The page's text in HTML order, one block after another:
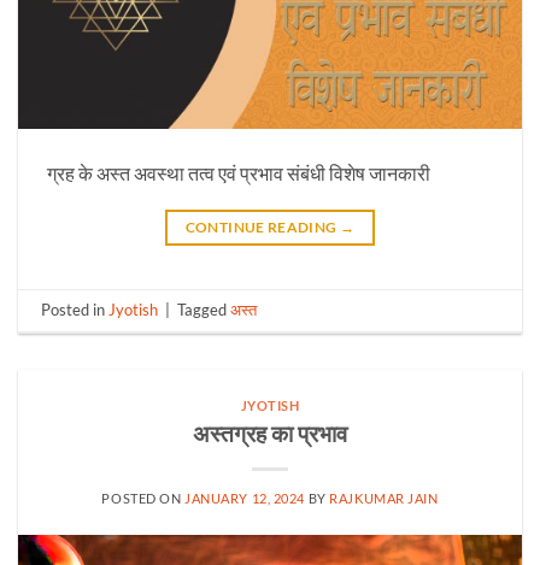
ग्रह के अस्त अवस्था तत्व एवं प्रभाव संबंधी विशेष जानकारी
CONTINUE READING →
Posted inJyotish Taggedअस्त
JYOTISH
अस्तग्रह का प्रभाव
POSTED ON JANUARY 12, 2024 BY RAJKUMAR JAIN